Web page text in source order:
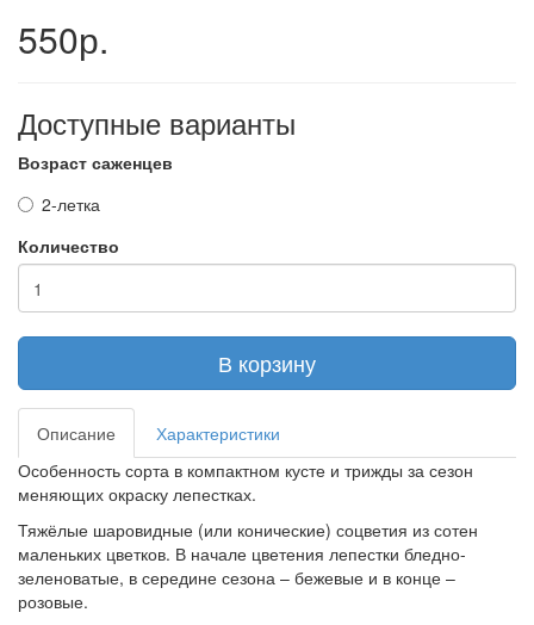
550р.
Доступные варианты
Возраст саженцев
2-летка
Количество
В корзину
Описание
Характеристики
Особенность сорта в компактном кусте и трижды за сезон
меняющих окраску лепестках.
Тяжёлые шаровидные (или конические) соцветия из сотен
маленьких цветков. В начале цветения лепестки бледно-
зеленоватые, в середине сезона – бежевые и в конце –
розовые.